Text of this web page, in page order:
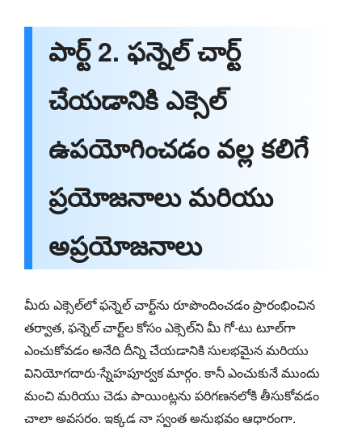
పార్ట్ 2. ఫన్నెల్ చార్ట్
చేయడానికి ఎక్సెల్
ఉపయోగించడం వల్ల కలిగే
ప్రయోజనాలు మరియు
అప్రయోజనాలు
మీరు ఎక్సెల్‌లో ఫన్నెల్ చార్ట్‌ను రూపొందించడం ప్రారంభించిన
తర్వాత, ఫన్నెల్ చార్ట్‌ల కోసం ఎక్సెల్‌ని మీ గో-టు టూల్‌గా
ఎంచుకోవడం అనేది దీన్ని చేయడానికి సులభమైన మరియు
వినియోగదారు-స్నేహపూర్వక మార్గం. కానీ ఎంచుకునే ముందు
మంచి మరియు చెడు పాయింట్లను పరిగణనలోకి తీసుకోవడం
చాలా అవసరం. ఇక్కడ నా స్వంత అనుభవం ఆధారంగా.